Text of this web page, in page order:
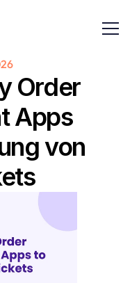
Order
Apps
von